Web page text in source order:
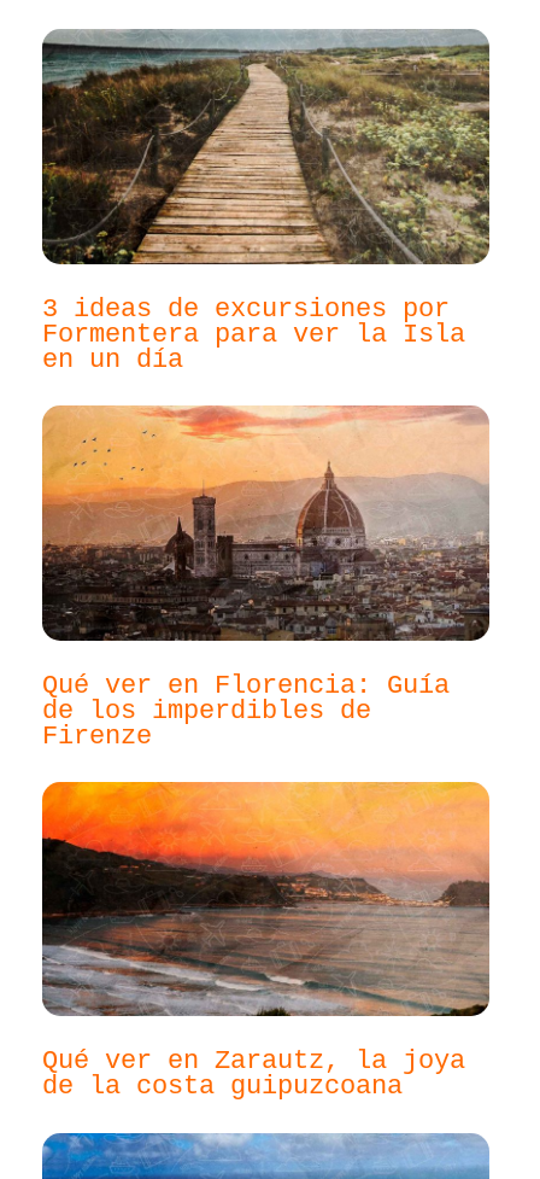
3 ideas de excursiones por
Formentera para ver la Isla
en un día
Qué ver en Florencia: Guía
de los imperdibles de
Firenze
Qué ver en Zarautz, la joya
de la costa guipuzcoana